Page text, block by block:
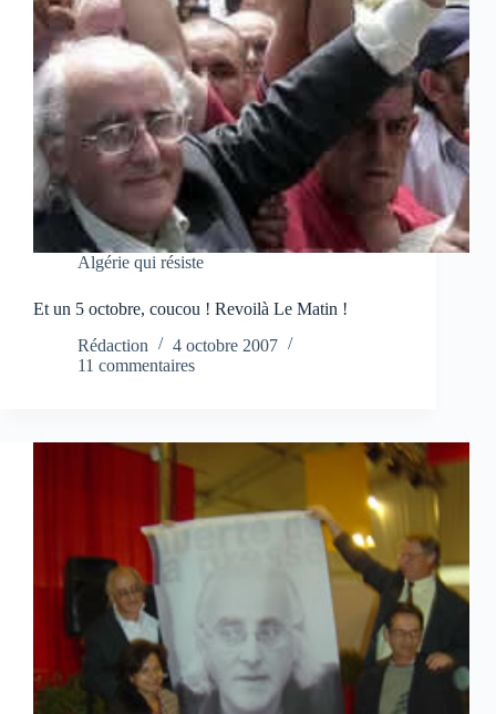
Algérie qui résiste
Et un 5 octobre, coucou ! Revoilà Le Matin !
Rédaction
4 octobre 2007
11 commentaires